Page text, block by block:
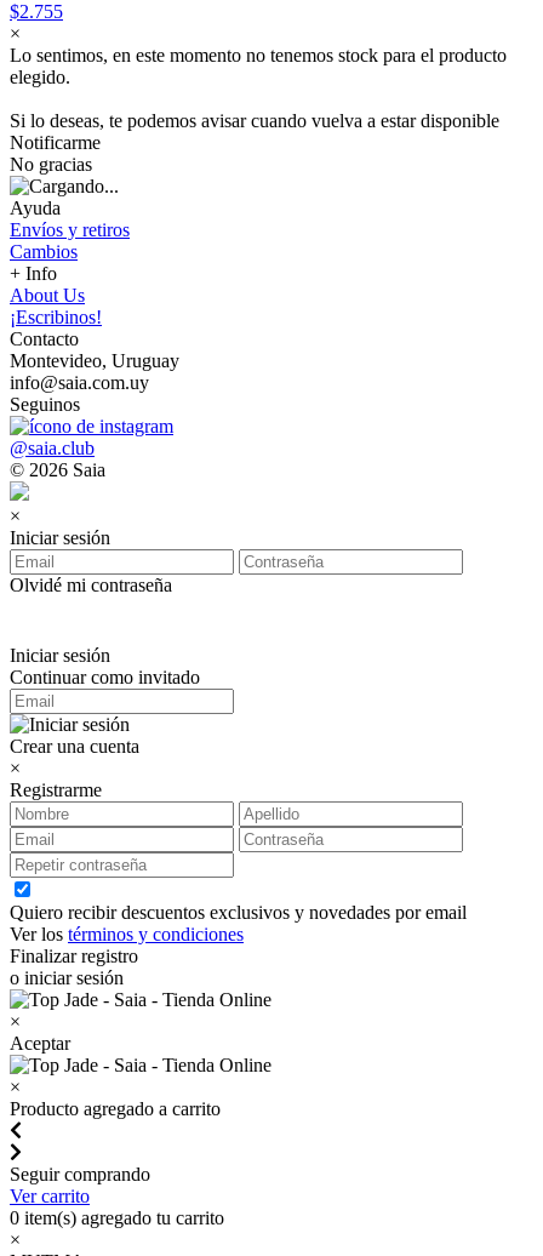
$2.755
×
Lo sentimos, en este momento no tenemos stock para el producto
elegido.
Si lo deseas, te podemos avisar cuando vuelva a estar disponible
Notificarme
No gracias
Ayuda
Envíos y retiros
Cambios
+ Info
About Us
¡Escribinos!
Contacto
Montevideo, Uruguay
info@saia.com.uy
Seguinos
@saia.club
© 2026 Saia
×
Iniciar sesión
Olvidé mi contraseña
Iniciar sesión
Continuar como invitado
Crear una cuenta
×
Registrarme
Quiero recibir descuentos exclusivos y novedades por email
Ver los términos y condiciones
Finalizar registro
o iniciar sesión
×
Aceptar
×
Producto agregado a carrito
Seguir comprando
Ver carrito
0 item(s) agregado tu carrito
×